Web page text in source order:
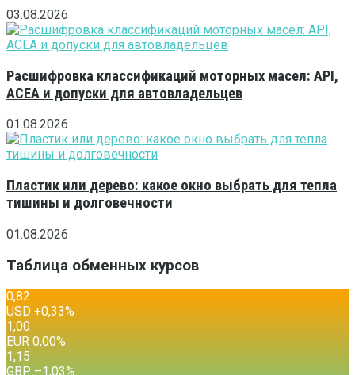
03.08.2026
Расшифровка классификаций моторных масел: API,
ACEA и допуски для автовладельцев
01.08.2026
Пластик или дерево: какое окно выбрать для тепла
тишины и долговечности
01.08.2026
Таблица обменных курсов
0,82
USD +0,33%
1,00
EUR 0,00%
1,15
GBP –1,03%